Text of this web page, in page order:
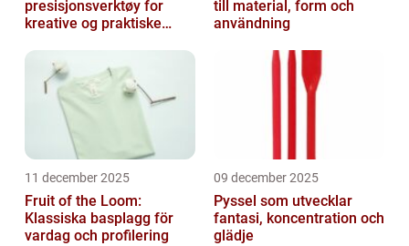
presisjonsverktøy for
kreative og praktiske
till material, form och
användning
11 december 2025
Fruit of the Loom:
Klassiska basplagg för
vardag och profilering
09 december 2025
Pyssel som utvecklar
fantasi, koncentration och
glädje